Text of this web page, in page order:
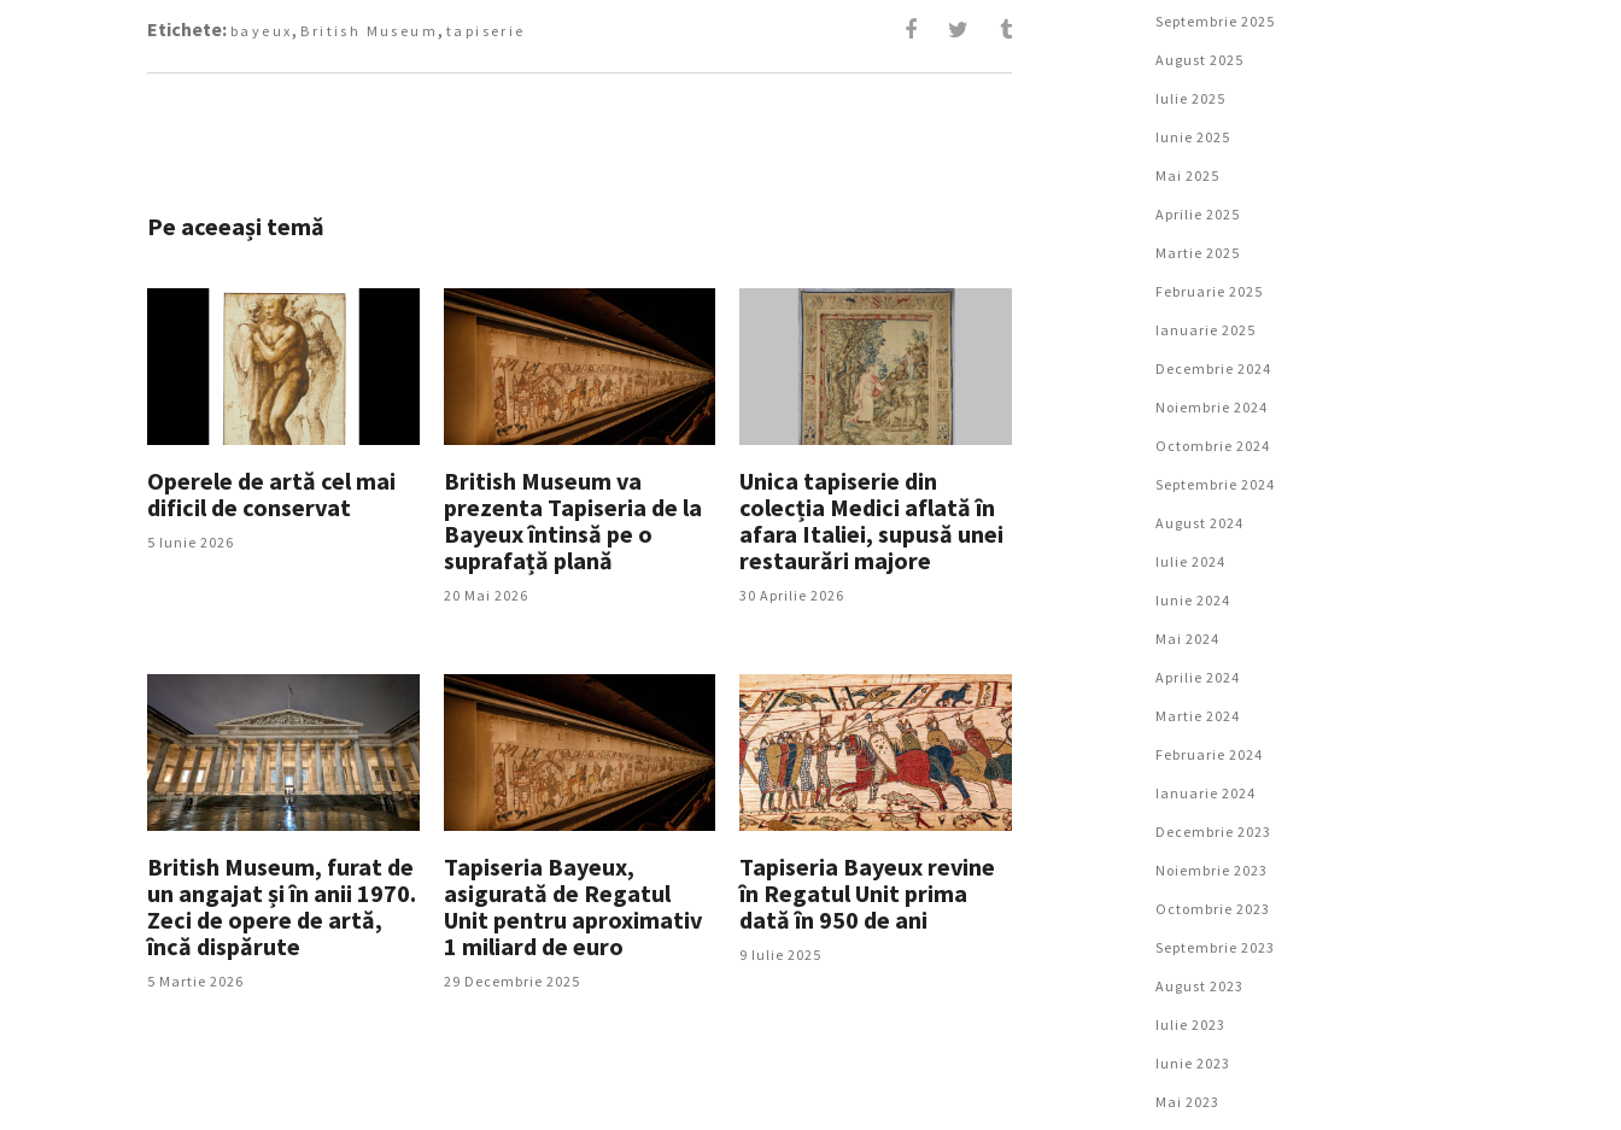
Etichete: bayeux , British Museum ,tapiserie
Pe aceeași temă
Operele de artă cel mai
dificil de conservat
5 Iunie 2026
British Museum va
prezenta Tapiseria de la
Bayeux întinsă pe o
suprafață plană
20 Mai 2026
Unica tapiserie din
colecția Medici aflată în
afara Italiei, supusă unei
restaurări majore
30 Aprilie 2026
British Museum, furat de
un angajat și în anii 1970.
Zeci de opere de artă,
încă dispărute
5 Martie 2026
Tapiseria Bayeux,
asigurată de Regatul
Unit pentru aproximativ
1 miliard de euro
29 Decembrie 2025
Tapiseria Bayeux revine
în Regatul Unit prima
dată în 950 de ani
9 Iulie 2025
Septembrie 2025
August 2025
Iulie 2025
Iunie 2025
Mai 2025
Aprilie 2025
Martie 2025
Februarie 2025
Ianuarie 2025
Decembrie 2024
Noiembrie 2024
Octombrie 2024
Septembrie 2024
August 2024
Iulie 2024
Iunie 2024
Mai 2024
Aprilie 2024
Martie 2024
Februarie 2024
Ianuarie 2024
Decembrie 2023
Noiembrie 2023
Octombrie 2023
Septembrie 2023
August 2023
Iulie 2023
Iunie 2023
Mai 2023